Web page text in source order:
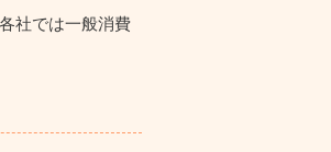
社では一般消費